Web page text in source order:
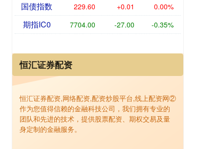
国债指数 229.60 +0.01 0.00%
期指IC0 7704.00 -27.00 -0.35%
恒汇证券配资
恒汇证券配资,网络配资,配资炒股平台,线上配资网②
作为您值得信赖的金融科技公司，我们拥有专业的
团队和先进的技术，提供股票配资、期权交易及量
身定制的金融服务。